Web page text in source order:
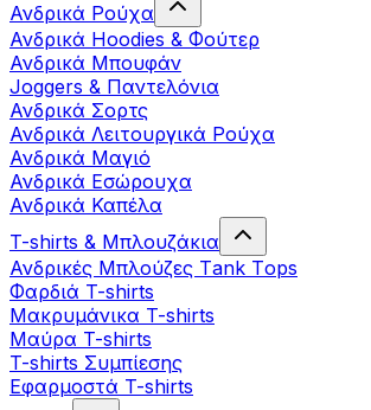
Ανδρικά Ρούχα
Ανδρικά Hoodies & Φούτερ
Ανδρικά Μπουφάν
Joggers & Παντελόνια
Ανδρικά Σορτς
Ανδρικά Λειτουργικά Ρούχα
Ανδρικά Μαγιό
Ανδρικά Εσώρουχα
Ανδρικά Καπέλα
T-shirts & Μπλουζάκια
Ανδρικές Mπλούζες Τank Τops
Φαρδιά T-shirts
Μακρυμάνικα T-shirts
Μαύρα T-shirts
T-shirts Συμπίεσης
Εφαρμοστά T-shirts